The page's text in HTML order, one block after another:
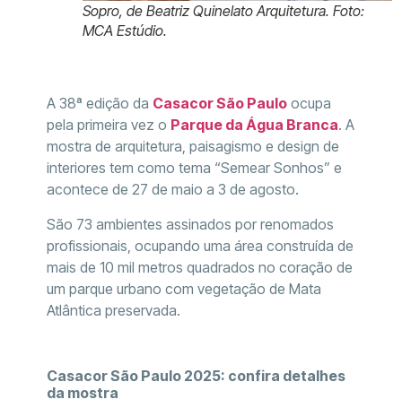
Sopro, de Beatriz Quinelato Arquitetura. Foto:
MCA Estúdio.
A 38ª edição da Casacor São Pauloocupa
pela primeira vez o Parque da Água Branca. A
mostra de arquitetura, paisagismo e design de
interiores tem como tema “Semear Sonhos” e
acontece de 27 de maio a 3 de agosto.
São 73 ambientes assinados por renomados
profissionais, ocupando uma área construída de
mais de 10 mil metros quadrados no coração de
um parque urbano com vegetação de Mata
Atlântica preservada.
Casacor São Paulo 2025: confira detalhes
da mostra